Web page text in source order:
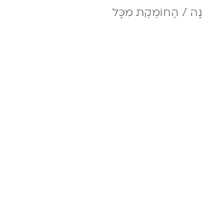
/ הַחוֹמֶקֶת מִכָּל